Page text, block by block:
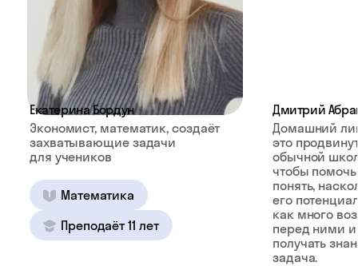
Екатерина Бордун
Экономист, математик, создаёт
захватывающие задачи
для учеников
Математика
Преподаёт 11 лет
Дмитрий
Домашний
это
обычной
чтобы
понять,
его
как много
перед ними и
получать
задача.